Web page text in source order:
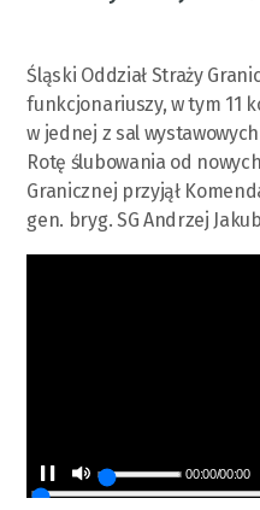
Śląski Oddział Straży
funkcjonariuszy, w tym 11
w jednej z sal
Rotę ślubowania od
Granicznej przyjął
gen. bryg. SG Andrzej
00:00/00:00